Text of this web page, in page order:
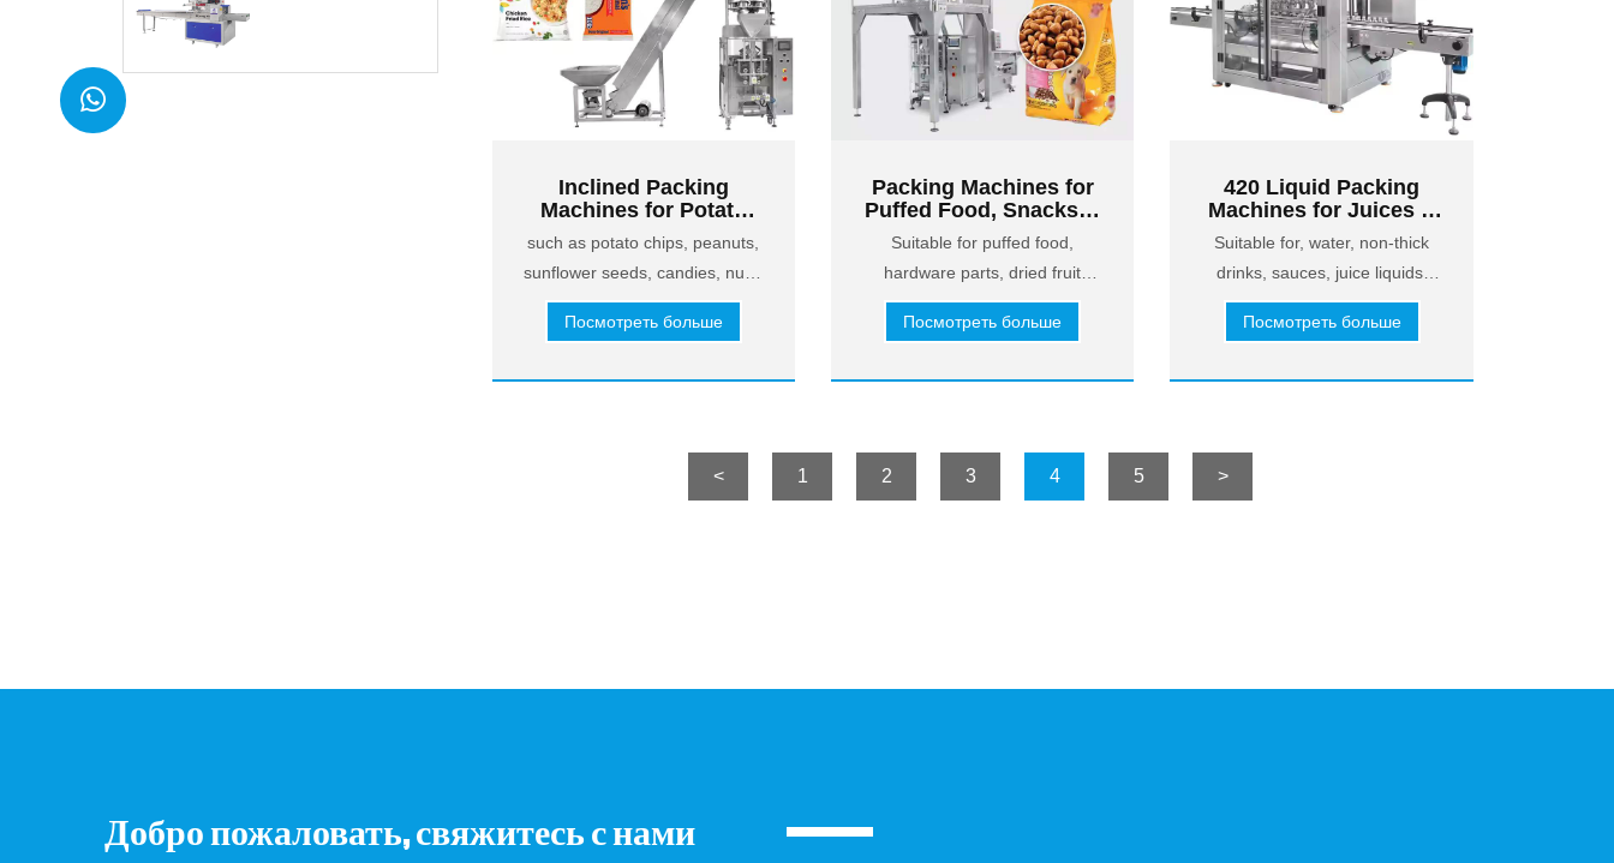
Inclined Packing
Machines for Potato
Chips, Peanuts & More
with inclined conveyor
such as potato chips, peanuts,
sunflower seeds, candies, nuts,
etc.
Посмотреть больше
Packing Machines for
Puffed Food, Snacks &
More
Suitable for puffed food,
hardware parts, dried fruit
snacks, children\'s toys and
other materials.
Посмотреть больше
420 Liquid Packing
Machines for Juices &
Non-Thick Drinks
Suitable for, water, non-thick
drinks, sauces, juice liquids,
etc.
Посмотреть больше
< 1 2 3 4 5 >
Добро пожаловать, свяжитесь с нами